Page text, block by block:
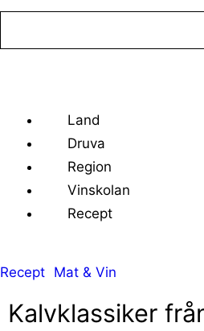
Hoppa
innehåll
Land
Druva
Region
Vinskolan
Recept
Recept Mat & Vin
Kalvklassiker